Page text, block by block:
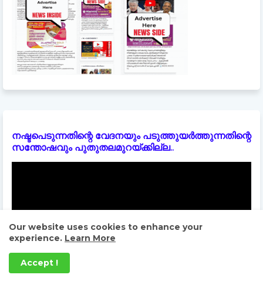
നഷ്ടപെടുന്നതിന്റെ വേദനയും പടുത്തുയർത്തുന്നതിന്റെ
സന്തോഷവും പുതുതലമുറയ്ക്കില്ല..
Our website uses cookies to enhance your
experience. Learn More
Accept !